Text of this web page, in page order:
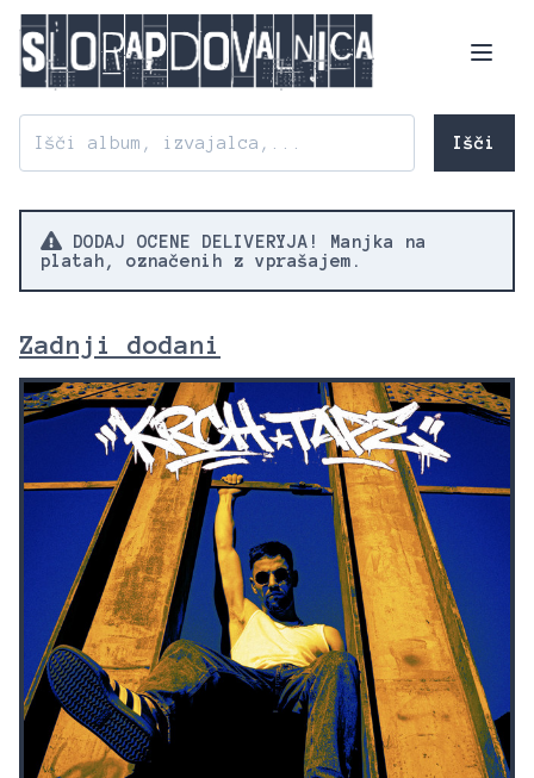
Išči
DODAJ OCENE DELIVERYJA! Manjka na
platah, označenih z vprašajem.
Zadnji dodani